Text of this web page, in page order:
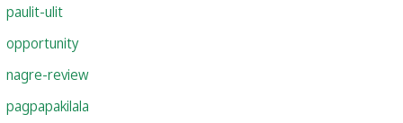
paulit-ulit
opportunity
nagre-review
pagpapakilala